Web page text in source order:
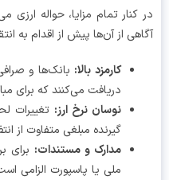
تمام مزایا، حواله ارزی
از آن‌ها پیش از اقدام به انتقال
کارمزد بالا:بانک‌ها و صرافی‌ها
دریافت می‌کنند که برای مبالغ
نوسان نرخ ارز:تغییرات
گیرنده مبلغی متفاوت از انتظار
مدارک و مستندات:برای برخی
ملی یا پاسپورت الزامی است و